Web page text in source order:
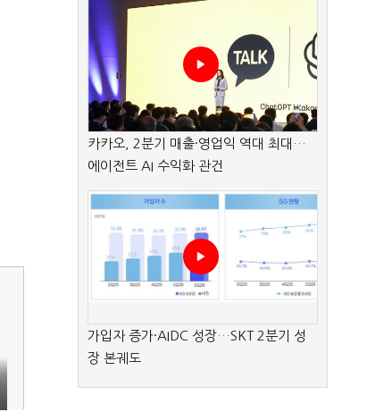
카카오, 2분기 매출·영업익 역대 최대…
에이전트 AI 수익화 관건
가입자 증가·AIDC 성장…SKT 2분기 성
장 본궤도